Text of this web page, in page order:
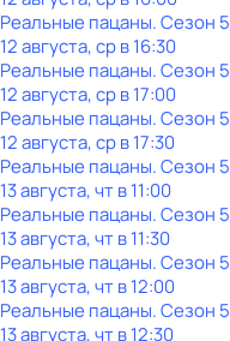
Реальные пацаны. Сезон 5
12 августа, ср в 16:30
Реальные пацаны. Сезон 5
12 августа, ср в 17:00
Реальные пацаны. Сезон 5
12 августа, ср в 17:30
Реальные пацаны. Сезон 5
13 августа, чт в 11:00
Реальные пацаны. Сезон 5
13 августа, чт в 11:30
Реальные пацаны. Сезон 5
13 августа, чт в 12:00
Реальные пацаны. Сезон 5
13 августа, чт в 12:30